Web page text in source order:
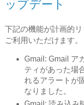
ップデート
下記の機能が計画的
ご利用いただけます。
Gmail: Gmail ア
ティがあった場
れるアラートが
なりました。